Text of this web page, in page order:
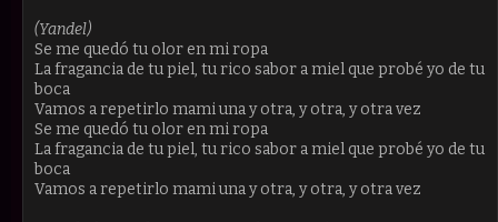
(Yandel)
Se me quedó tu olor en mi ropa
La fragancia de tu piel, tu rico sabor a miel que probé yo de tu
boca
Vamos a repetirlo mami una y otra, y otra, y otra vez
Se me quedó tu olor en mi ropa
La fragancia de tu piel, tu rico sabor a miel que probé yo de tu
boca
Vamos a repetirlo mami una y otra, y otra, y otra vez